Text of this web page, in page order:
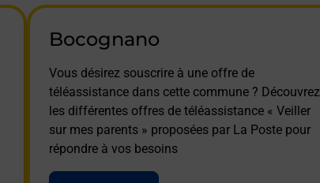
Bocognano
Vous désirez souscrire à une offre de
téléassistance dans cette commune ? Découvrez
les différentes offres de téléassistance « Veiller
sur mes parents » proposées par La Poste pour
répondre à vos besoins